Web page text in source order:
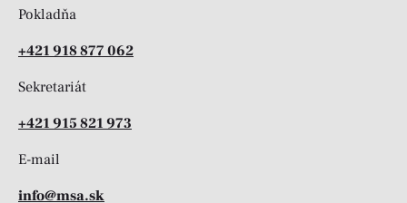
Pokladňa
+421 918 877 062
Sekretariát
+421 915 821 973
E-mail
info@msa.sk